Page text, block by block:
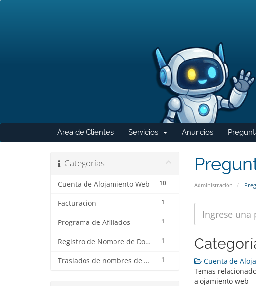
Área de Clientes Servicios Anuncios
Administración
Categorías
10
Cuenta de Alojamiento Web
1
Facturacion
1
Programa de Afiliados
1
Registro de Nombre de Dominio
1
Traslados de nombres de dominio
Cuenta de
Temas
alojamiento web